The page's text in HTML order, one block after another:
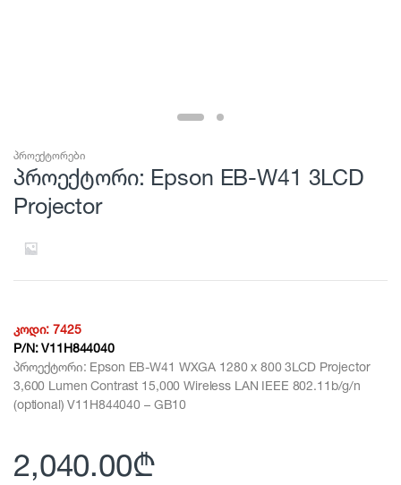
პროექტორები
პროექტორი: Epson EB-W41 3LCD
Projector
კოდი:7425
P/N:V11H844040
პროექტორი: Epson EB-W41 WXGA 1280 x 800 3LCD Projector
3,600 Lumen Contrast 15,000 Wireless LAN IEEE 802.11b/g/n
(optional) V11H844040 – GB10
2,040.00₾